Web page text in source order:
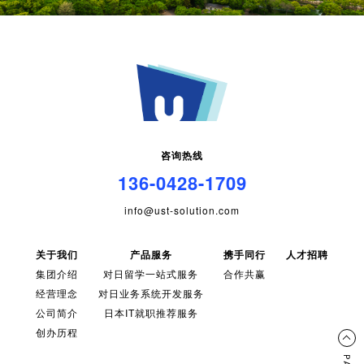
咨询热线
136-0428-1709
info@ust-solution.com
关于我们
集团介绍
经营理念
公司简介
创办历程
产品服务
对日留学一站式服务
对日业务系统开发服务
日本IT就职推荐服务
携手同行
合作共赢
人才招聘